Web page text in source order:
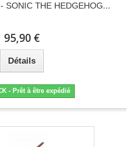
SONIC THE HEDGEHOG...
95,90 €
Détails
- Prêt à être expédié